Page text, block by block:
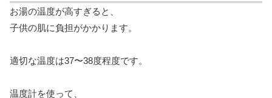
お湯の温度が高すぎると、
子供の肌に負担がかかります。
適切な温度は37〜38度程度です。
温度計を使って、